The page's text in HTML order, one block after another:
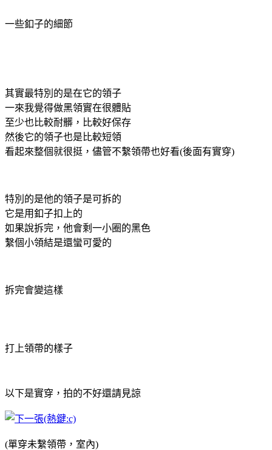
一些釦子的細節
其實最特別的是在它的領子
一來我覺得做黑領實在很體貼
至少也比較耐髒，比較好保存
然後它的領子也是比較短領
看起來整個就很挺，儘管不繫領帶也好看(後面有實穿)
特別的是他的領子是可拆的
它是用釦子扣上的
如果說拆完，他會剩一小圈的黑色
繫個小領結是還蠻可愛的
拆完會變這樣
打上領帶的樣子
以下是實穿，拍的不好還請見諒
(單穿未繫領帶，室內)